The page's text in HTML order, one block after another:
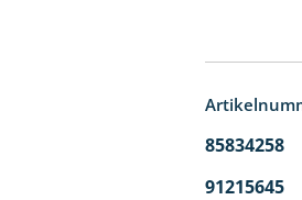
85834258
91215645